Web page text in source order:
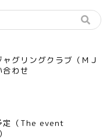
グリングクラブ（ＭＪ
わせ
定（The event